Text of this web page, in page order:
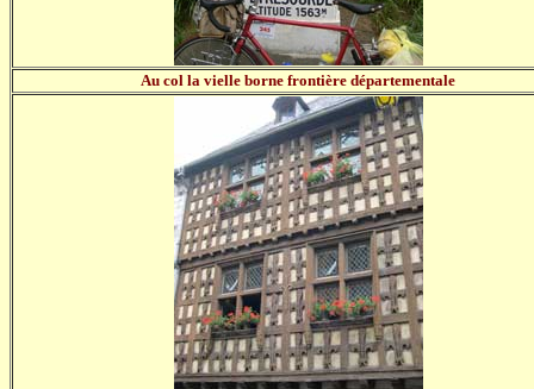
Au col la vielle borne frontière départementale